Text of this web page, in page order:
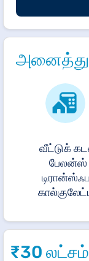
அனைத்து
வீட்டுக்
பேலன்ஸ்
₹30